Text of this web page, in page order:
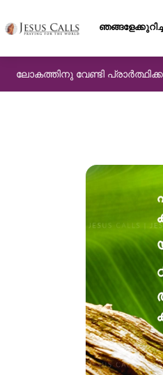
ലോകത്തിനു വേണ്ടി